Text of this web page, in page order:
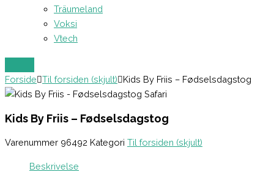
Träumeland
Voksi
Vtech
Forside Til forsiden (skjult) Kids By Friis – Fødselsdagstog
Kids By Friis – Fødselsdagstog
Varenummer 96492 Kategori Til forsiden (skjult)
Beskrivelse